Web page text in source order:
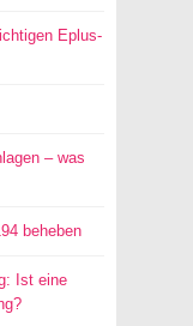
Eplus-
– was
beheben
Ist eine